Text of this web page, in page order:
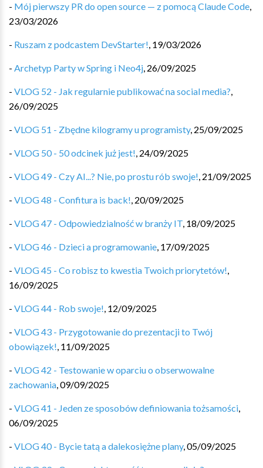
- Mój pierwszy PR do open source — z pomocą Claude Code,
23/03/2026
- Ruszam z podcastem DevStarter!, 19/03/2026
- Archetyp Party w Spring i Neo4j, 26/09/2025
- VLOG 52 - Jak regularnie publikować na social media?,
26/09/2025
- VLOG 51 - Zbędne kilogramy u programisty, 25/09/2025
- VLOG 50 - 50 odcinek już jest!, 24/09/2025
- VLOG 49 - Czy AI...? Nie, po prostu rób swoje!, 21/09/2025
- VLOG 48 - Confitura is back!, 20/09/2025
- VLOG 47 - Odpowiedzialność w branży IT, 18/09/2025
- VLOG 46 - Dzieci a programowanie, 17/09/2025
- VLOG 45 - Co robisz to kwestia Twoich priorytetów!,
16/09/2025
- VLOG 44 - Rob swoje!, 12/09/2025
- VLOG 43 - Przygotowanie do prezentacji to Twój
obowiązek!, 11/09/2025
- VLOG 42 - Testowanie w oparciu o obserwowalne
zachowania,09/09/2025
- VLOG 41 - Jeden ze sposobów definiowania tożsamości,
06/09/2025
- VLOG 40 - Bycie tatą a dalekosiężne plany,05/09/2025